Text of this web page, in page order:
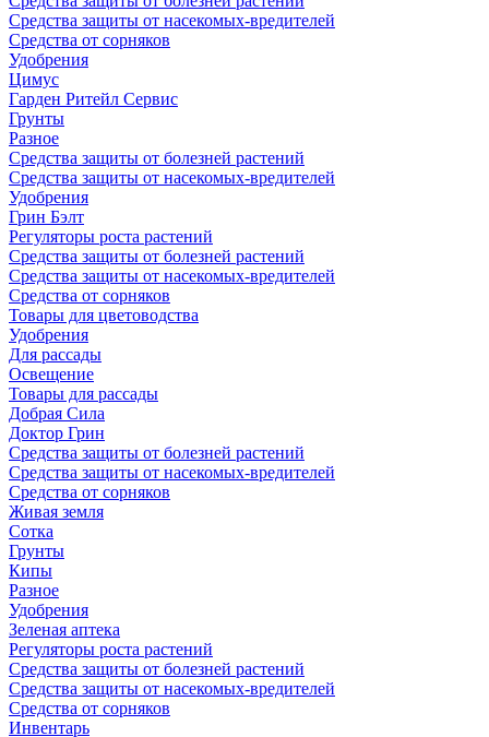
Средства защиты от насекомых-вредителей
Средства от сорняков
Удобрения
Цимус
Гарден Ритейл Сервис
Грунты
Разное
Средства защиты от болезней растений
Средства защиты от насекомых-вредителей
Удобрения
Грин Бэлт
Регуляторы роста растений
Средства защиты от болезней растений
Средства защиты от насекомых-вредителей
Средства от сорняков
Товары для цветоводства
Удобрения
Для рассады
Освещение
Товары для рассады
Добрая Сила
Доктор Грин
Средства защиты от болезней растений
Средства защиты от насекомых-вредителей
Средства от сорняков
Живая земля
Сотка
Грунты
Кипы
Разное
Удобрения
Зеленая аптека
Регуляторы роста растений
Средства защиты от болезней растений
Средства защиты от насекомых-вредителей
Средства от сорняков
Инвентарь